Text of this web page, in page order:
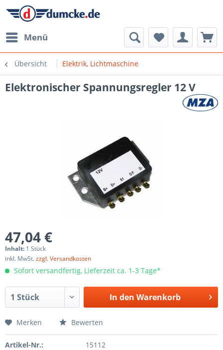
Menü
Übersicht Elektrik, Lichtmaschine
Elektronischer Spannungsregler 12 V
47,04 €
Inhalt: 1 Stück
inkl. MwSt.zzgl. Versandkosten
Sofort versandfertig, Lieferzeit ca. 1-3 Tage*
In den Warenkorb
Merken Bewerten
Artikel-Nr.:
15112